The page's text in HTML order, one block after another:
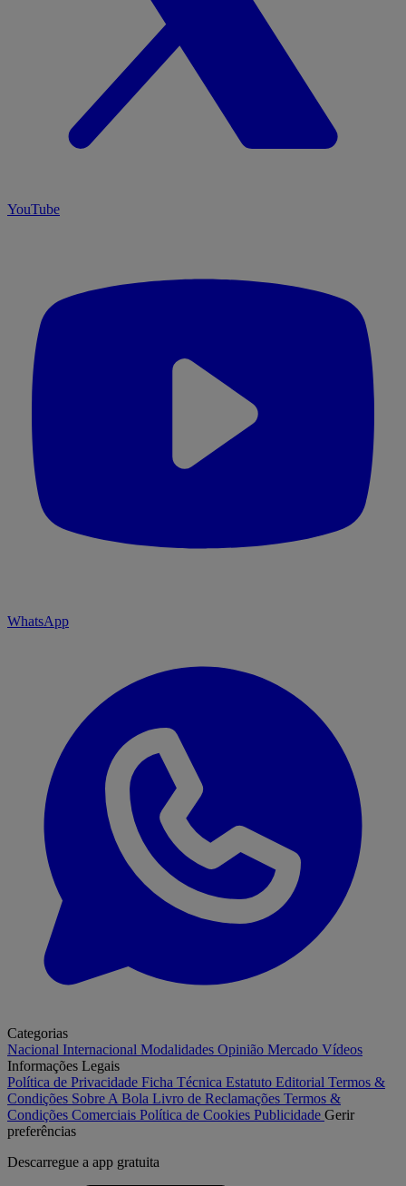
YouTube
WhatsApp
Categorias
Nacional Internacional Modalidades Opinião Mercado Vídeos
Informações Legais
Política de Privacidade Ficha Técnica Estatuto Editorial Termos &
Condições Sobre A Bola Livro de Reclamações Termos &
Condições Comerciais Política de Cookies Publicidade Gerir
preferências
Descarregue a app gratuita